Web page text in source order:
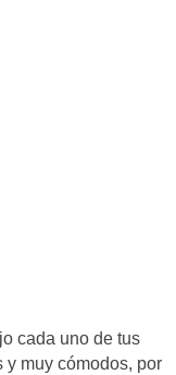
cada uno de tus
y muy cómodos, por